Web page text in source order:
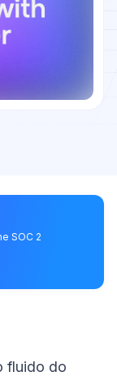
SOC 2
fluido do